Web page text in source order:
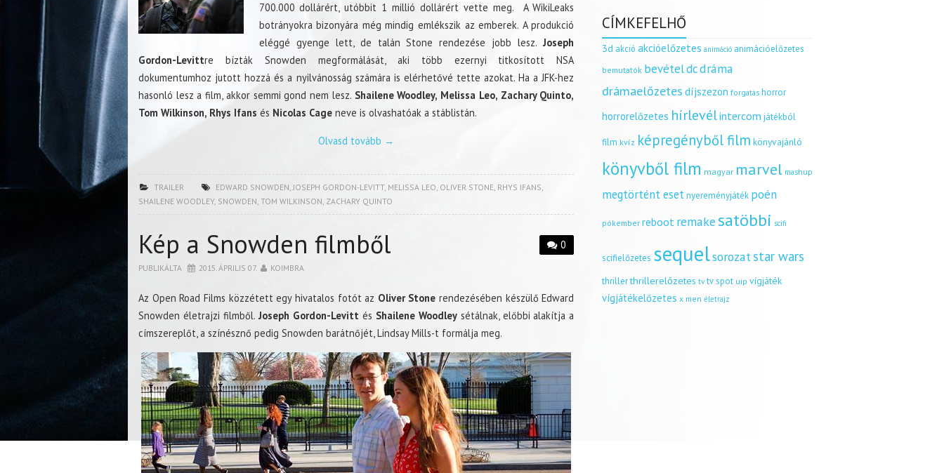
700.000 dollárért, utóbbit 1 millió dollárért vette meg. A WikiLeaks
botrányokra bizonyára még mindig emlékszik az emberek. A produkció
eléggé gyenge lett, de talán Stone rendezése jobb lesz.Joseph
Gordon-Levittre bízták Snowden megformálását, aki több ezernyi titkosított NSA
dokumentumhoz jutott hozzá és a nyilvánosság számára is elérhetővé tette azokat. Ha a JFK-hez
hasonló lesz a film, akkor semmi gond nem lesz. Shailene Woodley, Melissa Leo, Zachary Quinto,
Tom Wilkinson, Rhys Ifans és Nicolas Cage neve is olvashatóak a stáblistán.
Olvasd tovább →
TRAILER EDWARD SNOWDEN,JOSEPH GORDON-LEVITT, MELISSA LEO, OLIVER STONE, RHYS IFANS,
SHAILENE WOODLEY, SNOWDEN, TOM WILKINSON, ZACHARY QUINTO
0
Kép a Snowden filmből
PUBLIKÁLTA 2015. ÁPRILIS 07. KOIMBRA
Az Open Road Films közzétett egy hivatalos fotót az Oliver Stone rendezésében készülő Edward
Snowden életrajzi filmből. Joseph Gordon-Levitt és Shailene Woodleysétálnak, előbbi alakítja a
címszereplőt, a színésznő pedig Snowden barátnőjét, Lindsay Mills-t formálja meg.
CÍMKEFELHŐ
3d akció akcióelőzetes animáció animációelőzetes
bemutatók bevételdcdráma
drámaelőzetes díjszezon forgatás horror
horrorelőzetes hírlevélintercom játékból
film kvíz képregényből film könyvajánló
könyvből film magyar marvel mashup
megtörtént esetnyereményjáték poén
pókember reboot remakesatöbbi scifi
scifielőzetes sequelsorozatstar wars
thrillerthrillerelőzetes tv tv spot uip vígjáték
vígjátékelőzetes x men életrajz